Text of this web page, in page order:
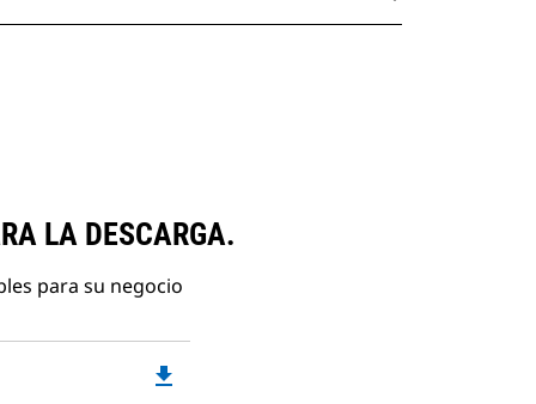
LA DESCARGA.
para su negocio
file_download